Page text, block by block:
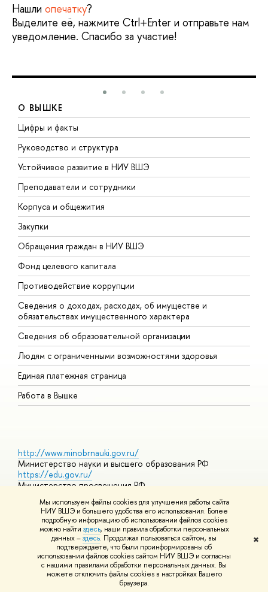
Мы используем файлы cookies для улучшения работы сайта
НИУ ВШЭ и большего удобства его использования. Более
подробную информацию об использовании файлов cookies
можно найти здесь, наши правила обработки персональных
данных –здесь. Продолжая пользоваться сайтом, вы
подтверждаете, что были проинформированы об
использовании файлов cookies сайтом НИУ ВШЭ и согласны
с нашими правилами обработки персональных данных. Вы
можете отключить файлы cookies в настройках Вашего
браузера.
✖
Нашли опечатку?
Выделите её, нажмите Ctrl+Enter и отправьте нам
уведомление. Спасибо за участие!
О ВЫШКЕ
Цифры и факты
Руководство и структура
Устойчивое развитие в НИУ ВШЭ
Преподаватели и сотрудники
Корпуса и общежития
Закупки
Обращения граждан в НИУ ВШЭ
Фонд целевого капитала
Противодействие коррупции
Сведения о доходах, расходах, об имуществе и
обязательствах имущественного характера
Сведения об образовательной организации
Людям с ограниченными возможностями здоровья
Единая платежная страница
Работа в Вышке
http://www.minobrnauki.gov.ru/
Министерство науки и высшего образования РФ
https://edu.gov.ru/
Министерство просвещения РФ
https://elearning.hse.ru/mooc
Массовые открытые онлайн-курсы
© НИУ ВШЭ 1993–2026 Адреса и контактыУсловия
использования материалов Политика конфиденциальности
Шрифты HSE Sans и HSE Slab разработаны вШколе дизайна НИУ